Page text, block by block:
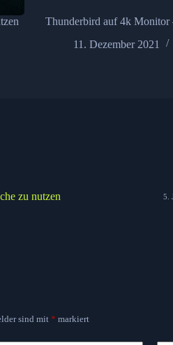
Thunderbird auf 4k Monitor
11. Dezember 2021
zu nutzen 5.
sind mit* markiert